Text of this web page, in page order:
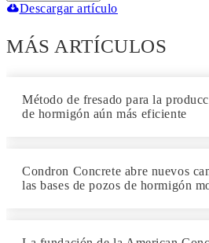
Descargar artículo
MÁS ARTÍCULOS
Método de fresado para la
de hormigón aún más eficiente
Condron Concrete abre nuevos
las bases de pozos de hormigón